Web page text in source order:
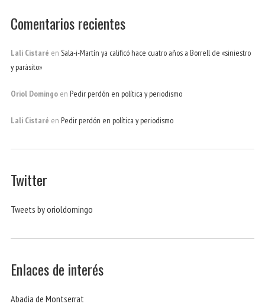
Comentarios recientes
Lali Cistaré en Sala-i-Martín ya calificó hace cuatro años a Borrell de «siniestro
y parásito»
Oriol Domingo en Pedir perdón en política y periodismo
Lali Cistaré en Pedir perdón en política y periodismo
Twitter
Tweets by orioldomingo
Enlaces de interés
Abadia de Montserrat